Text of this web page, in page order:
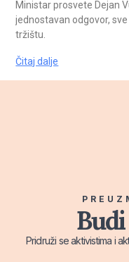
Ministar prosvete Dejan
jednostavan odgovor,
tržištu.
Čitaj dalje
Pridruži se aktivistima i